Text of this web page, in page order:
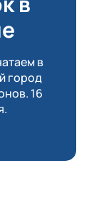
в
город
16